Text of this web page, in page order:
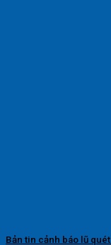
Bản tin cảnh báo lũ